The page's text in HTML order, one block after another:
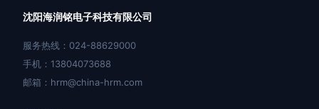
沈阳海润铭电子科技有限公司
服务热线：024-88629000
手机：13804073688
邮箱：hrm@china-hrm.com